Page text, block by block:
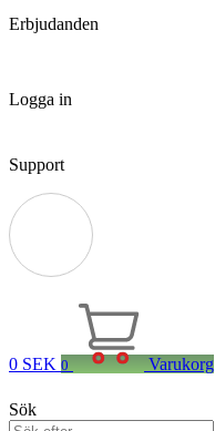
Erbjudanden
Logga in
Support
0 SEK 0 Varukorg
Sök